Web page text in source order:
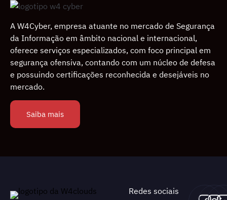
A W4Cyber, empresa atuante no mercado de Segurança
da Informação em âmbito nacional e internacional,
oferece serviços especializados, com foco principal em
segurança ofensiva, contando com um núcleo de defesa
e possuindo certiﬁcações reconhecida e desejáveis no
mercado.
Saiba mais
Redes sociais